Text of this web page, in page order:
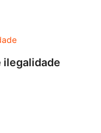
ilegalidade